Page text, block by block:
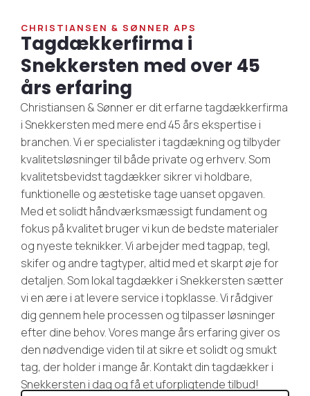
CHRISTIANSEN & SØNNER APS
Tagdækkerfirma i
Snekkersten med over 45
års erfaring
Christiansen & Sønner er dit erfarne tagdækkerfirma
i Snekkersten med mere end 45 års ekspertise i
branchen. Vi er specialister i tagdækning og tilbyder
kvalitetsløsninger til både private og erhverv. Som
kvalitetsbevidst tagdækker sikrer vi holdbare,
funktionelle og æstetiske tage uanset opgaven.
Med et solidt håndværksmæssigt fundament og
fokus på kvalitet bruger vi kun de bedste materialer
og nyeste teknikker. Vi arbejder med tagpap, tegl,
skifer og andre tagtyper, altid med et skarpt øje for
detaljen. Som lokal tagdækker i Snekkersten sætter
vi en ære i at levere service i topklasse. Vi rådgiver
dig gennem hele processen og tilpasser løsninger
efter dine behov. Vores mange års erfaring giver os
den nødvendige viden til at sikre et solidt og smukt
tag, der holder i mange år. Kontakt din tagdækker i
Snekkersten i dag og få et uforpligtende tilbud!